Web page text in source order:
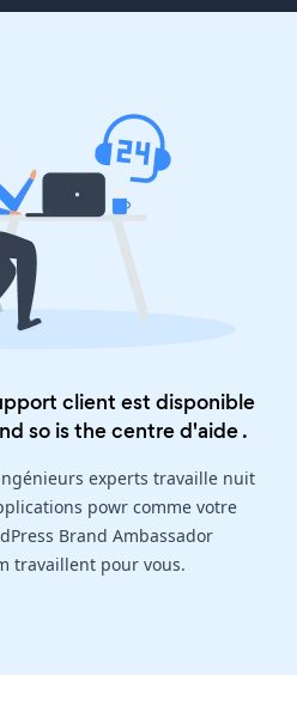
client est disponible
so is thecentre d'aide.
experts travaille nuit
powr comme votre
Brand Ambassador
travaillent pour vous.